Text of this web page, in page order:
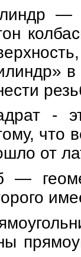
—
в
-
что
от
—